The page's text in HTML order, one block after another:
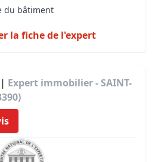
du bâtiment
la fiche de l'expert
Expert immobilier - SAINT-